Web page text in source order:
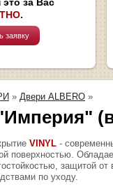
.
заявку
» Двери ALBERO »
VINYL -
поверхностью.
защитой
по уходу.